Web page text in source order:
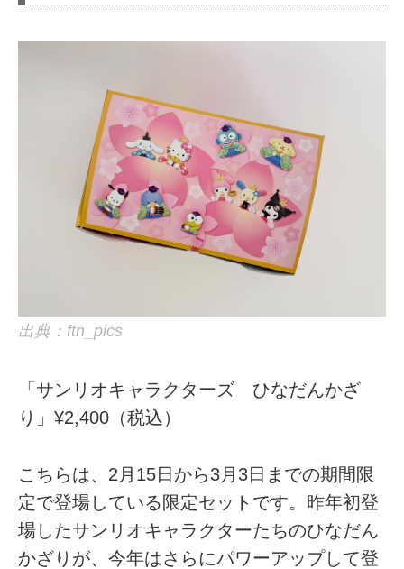
出典：ftn_pics
「サンリオキャラクターズ ひなだんかざ
り」¥2,400（税込）
こちらは、2月15日から3月3日までの期間限
定で登場している限定セットです。昨年初登
場したサンリオキャラクターたちのひなだん
かざりが、今年はさらにパワーアップして登